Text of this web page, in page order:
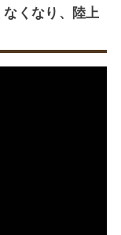
くなり、陸上